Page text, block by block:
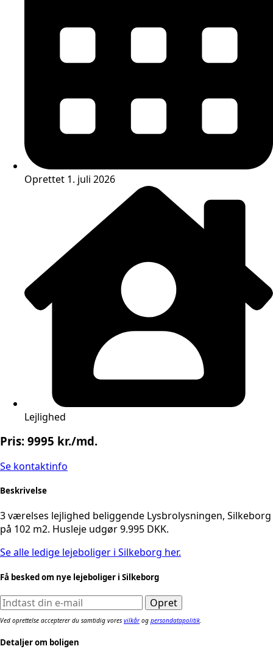
Oprettet 1. juli 2026
Lejlighed
Pris: 9995 kr./md.
Se kontaktinfo
Beskrivelse
3 værelses lejlighed beliggende Lysbrolysningen, Silkeborg
på 102 m2. Husleje udgør 9.995 DKK.
Se alle ledige lejeboliger i Silkeborg her.
Få besked om nye lejeboliger i Silkeborg
Ved oprettelse accepterer du samtidig vores vilkårog persondatapolitik
Detaljer om boligen